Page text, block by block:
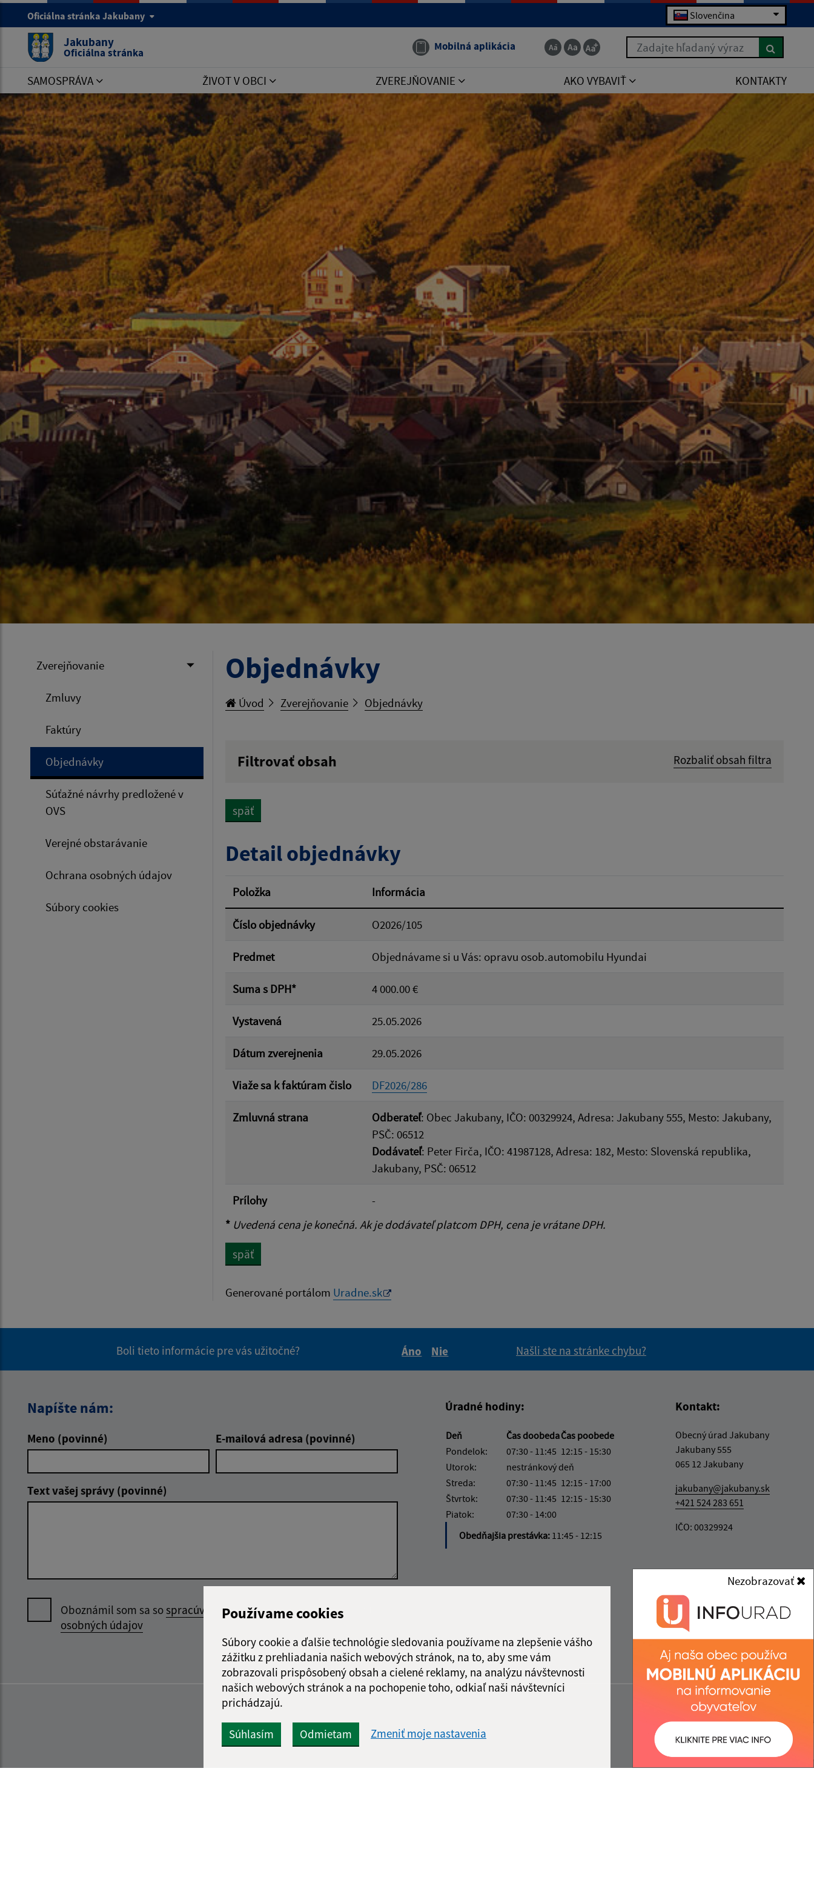
Používame cookies
Súbory cookie a ďalšie technológie sledovania používame na zlepšenie vášho
zážitku z prehliadania našich webových stránok, na to, aby sme vám
zobrazovali prispôsobený obsah a cielené reklamy, na analýzu návštevnosti
našich webových stránok a na pochopenie toho, odkiaľ naši návštevníci
prichádzajú.
Súhlasím Odmietam Zmeniť moje nastavenia
Nezobrazovať
Oficiálna stránka Jakubany Slovenčina
Jakubany
Oficiálna stránka Mobilná aplikácia Zadajte hľadaný výraz
SAMOSPRÁVA ŽIVOT V OBCI ZVEREJŇOVANIE AKO VYBAVIŤ KONTAKTY
Zverejňovanie
Zmluvy
Faktúry
Objednávky
Súťažné návrhy predložené v
OVS
Verejné obstarávanie
Ochrana osobných údajov
Súbory cookies
Objednávky
Úvod Zverejňovanie Objednávky
Filtrovať obsah
Rozbaliť obsah filtra
Suma od:
Filtrovať
späť
Detail objednávky
Položka Informácia
Číslo objednávky O2026/105
Predmet Objednávame si u Vás: opravu osob.automobilu Hyundai
Suma s DPH* 4 000.00 €
Vystavená 25.05.2026
Dátum zverejnenia 29.05.2026
Viaže sa k faktúram čislo DF2026/286
Zmluvná strana Odberateľ: Obec Jakubany, IČO: 00329924, Adresa: Jakubany 555, Mesto: Jakubany,
PSČ: 06512
Dodávateľ: Peter Firča, IČO: 41987128, Adresa: 182, Mesto: Slovenská republika,
Jakubany, PSČ: 06512
Prílohy
-
* Uvedená cena je konečná. Ak je dodávateľ platcom DPH, cena je vrátane DPH.
späť
Generované portálom Uradne.sk
Boli tieto informácie pre vás užitočné?
Áno
Nie
Našli ste na stránke chybu?
Napíšte nám:
Meno (povinné) E-mailová adresa (povinné)
Text vašej správy (povinné)
Oboznámil som sa sospracúvaním
osobných údajov
Google reCaptcha Response
Odoslať správu
Úradné hodiny:
Deň Čas doobedaČas poobede
Pondelok:
07:30 - 11:45 12:15 - 15:30
Utorok:
nestránkový deň
Streda:
07:30 - 11:45 12:15 - 17:00
Štvrtok:
07:30 - 11:45 12:15 - 15:30
Piatok:
07:30 - 14:00
Obedňajšia prestávka: 11:45 - 12:15
Kontakt:
Obecný úrad Jakubany
Jakubany 555
065 12 Jakubany
jakubany@jakubany.sk
+421 524 283 651
IČO: 00329924